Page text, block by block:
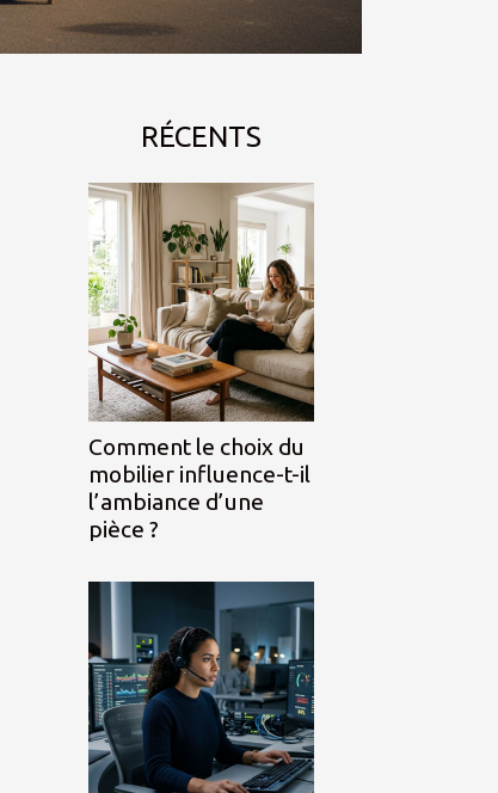
RÉCENTS
Comment le choix du
mobilier influence-t-il
l’ambiance d’une
pièce ?